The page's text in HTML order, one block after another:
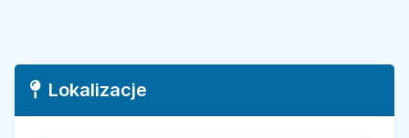
Lokalizacje